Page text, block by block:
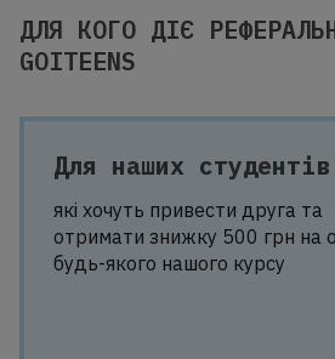
ДЛЯ КОГО ДІЄ
GOITEENS
Для наших студентів
які хочуть привести друга та
отримати знижку 500 грн на
будь-якого нашого курсу